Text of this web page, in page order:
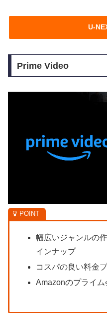
U-
Prime Video
幅広いジャンルの
インナップ
コスパの良い料金
Amazonのプライ